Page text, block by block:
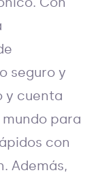
seguro y
y cuenta
para
con
Además,